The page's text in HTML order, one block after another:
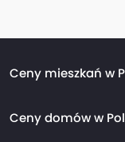
Ceny mieszkań w
Ceny mieszkań Kraków
Ceny domów w